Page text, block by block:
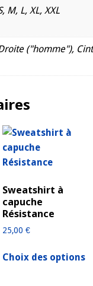
M, L, XL, XXL
("homme"),
Sweatshirt à
capuche
Résistance
25,00€
Choix des options